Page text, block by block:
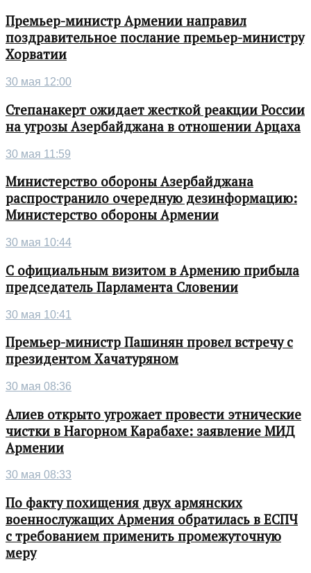
Премьер-министр Армении направил
поздравительное послание премьер-министру
Хорватии
30 мая 12:00
Степанакерт ожидает жесткой реакции России
на угрозы Азербайджана в отношении Арцаха
30 мая 11:59
Министерство обороны Азербайджана
распространило очередную дезинформацию:
Министерство обороны Армении
30 мая 10:44
С официальным визитом в Армению прибыла
председатель Парламента Словении
30 мая 10:41
Премьер-министр Пашинян провел встречу с
президентом Хачатуряном
30 мая 08:36
Алиев открыто угрожает провести этнические
чистки в Нагорном Карабахе: заявление МИД
Армении
30 мая 08:33
По факту похищения двух армянских
военнослужащих Армения обратилась в ЕСПЧ
с требованием применить промежуточную
меру